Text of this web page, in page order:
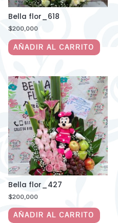
Bella flor_618
$200,000
AÑADIR AL CARRITO
Bella flor_427
$200,000
AÑADIR AL CARRITO